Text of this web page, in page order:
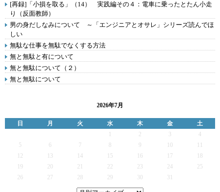
[再録]「小損を取る」（14） 実践編その４：電車に乗ったとたん小走
り（反面教師）
男の身だしなみについて ～「エンジニアとオサレ」シリーズ読んでほ
しい
無駄な仕事を無駄でなくする方法
無と無駄と有について
無と無駄について（２）
無と無駄について
2026年7月
日 月 火 水 木 金
土
2 3
4
5
6 7 9
12
13 14 15 16 17
19
20 21 22 23 24
25
26
27 28 29 30 31